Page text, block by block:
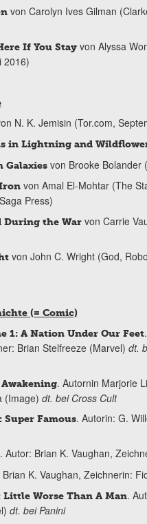
von Carolyn Ives Gilman
If You Stayvon Alyssa
2016)
N. K. Jemisin (Tor.com,
in Lightning and
Galaxiesvon Brooke Bolander
von Amal El-Mohtar (The
Press)
During the Warvon Carrie
von John C. Wright (God,
(= Comic)
1: A Nation Under Our Feet
Brian Stelfreeze (Marvel) dt.
. Autornin Marjorie
(Image) dt. bei Cross Cult
Super Famous. Autorin: G.
. Autor: Brian K. Vaughan,
K. Vaughan, Zeichnerin:
Little Worse Than A Man.
dt. bei Panini